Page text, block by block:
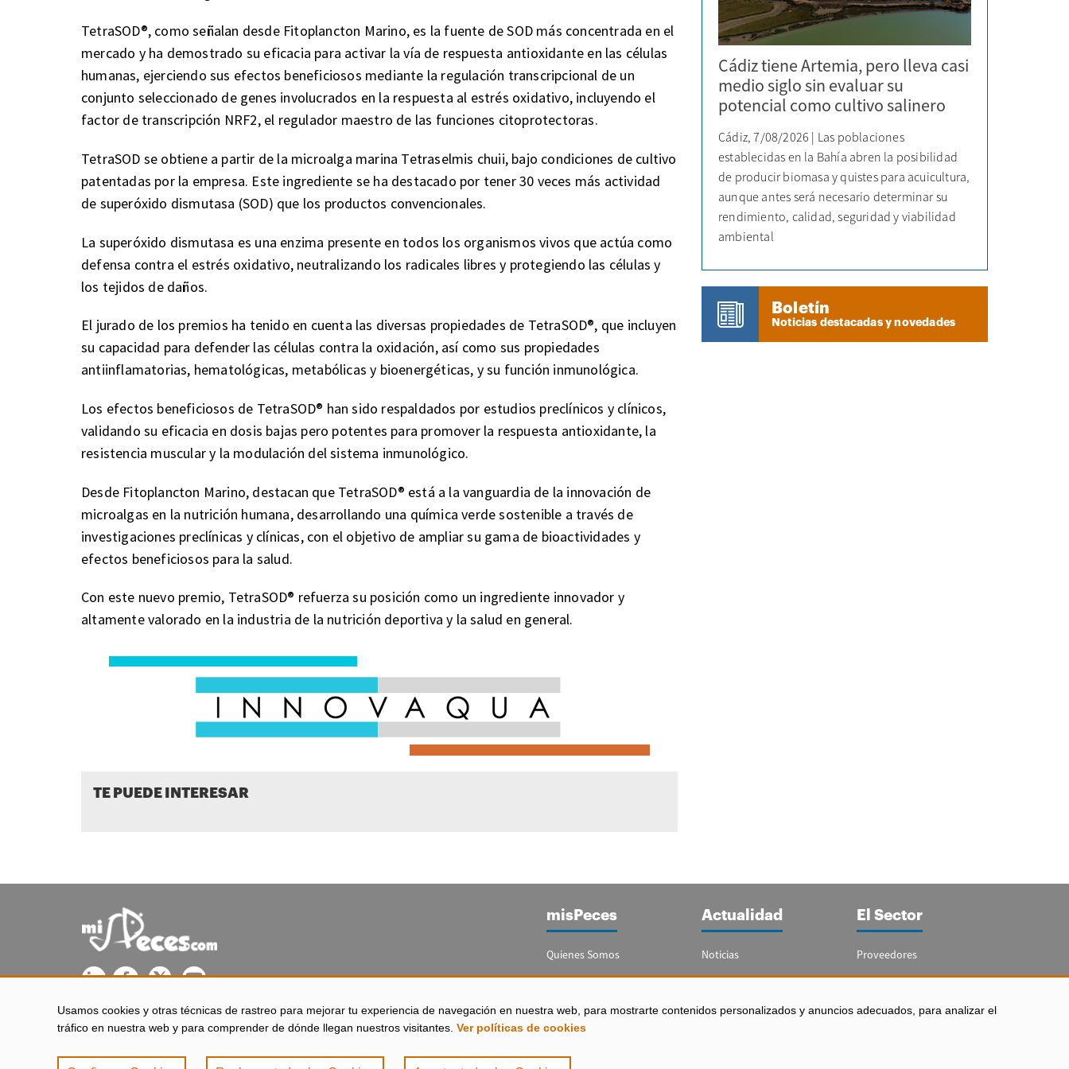
Usamos cookies y otras técnicas de rastreo para mejorar tu experiencia de navegación en nuestra web, para mostrarte contenidos personalizados y anuncios adecuados, para analizar el
tráfico en nuestra web y para comprender de dónde llegan nuestros visitantes. Ver políticas de cookies
TetraSOD®, como señalan desde Fitoplancton Marino, es la fuente de SOD más concentrada en el
mercado y ha demostrado su eficacia para activar la vía de respuesta antioxidante en las células
humanas, ejerciendo sus efectos beneficiosos mediante la regulación transcripcional de un
conjunto seleccionado de genes involucrados en la respuesta al estrés oxidativo, incluyendo el
factor de transcripción NRF2, el regulador maestro de las funciones citoprotectoras.
TetraSOD se obtiene a partir de la microalga marina Tetraselmis chuii, bajo condiciones de cultivo
patentadas por la empresa. Este ingrediente se ha destacado por tener 30 veces más actividad
de superóxido dismutasa (SOD) que los productos convencionales.
La superóxido dismutasa es una enzima presente en todos los organismos vivos que actúa como
defensa contra el estrés oxidativo, neutralizando los radicales libres y protegiendo las células y
los tejidos de daños.
El jurado de los premios ha tenido en cuenta las diversas propiedades de TetraSOD®, que incluyen
su capacidad para defender las células contra la oxidación, así como sus propiedades
antiinflamatorias, hematológicas, metabólicas y bioenergéticas, y su función inmunológica.
Los efectos beneficiosos de TetraSOD® han sido respaldados por estudios preclínicos y clínicos,
validando su eficacia en dosis bajas pero potentes para promover la respuesta antioxidante, la
resistencia muscular y la modulación del sistema inmunológico.
Desde Fitoplancton Marino, destacan que TetraSOD® está a la vanguardia de la innovación de
microalgas en la nutrición humana, desarrollando una química verde sostenible a través de
investigaciones preclínicas y clínicas, con el objetivo de ampliar su gama de bioactividades y
efectos beneficiosos para la salud.
Con este nuevo premio, TetraSOD® refuerza su posición como un ingrediente innovador y
altamente valorado en la industria de la nutrición deportiva y la salud en general.
TE PUEDE INTERESAR
Cádiz tiene Artemia, pero lleva casi
medio siglo sin evaluar su
potencial como cultivo salinero
Cádiz, 7/08/2026 | Las poblaciones
establecidas en la Bahía abren la posibilidad
de producir biomasa y quistes para acuicultura,
aunque antes será necesario determinar su
rendimiento, calidad, seguridad y viabilidad
ambiental
Boletín
Noticias destacadas y novedades
misPeces se edita desde El Puerto de Santa María (Cádiz - España)
misPeces
Quienes Somos
Publicidad
Contacto
Configurar Cookies
Actualidad
Noticias
Reportajes
Boletín Acuicultura
El Sector
Proveedores
Guía del Sector
Legislación